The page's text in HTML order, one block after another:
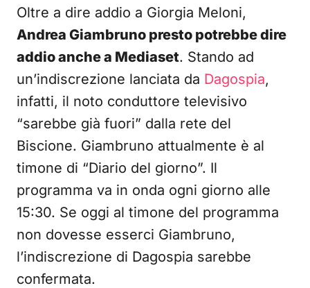
Oltre a dire addio a Giorgia Meloni,
Andrea Giambruno presto potrebbe dire
addio anche a Mediaset. Stando ad
un’indiscrezione lanciata da Dagospia,
infatti, il noto conduttore televisivo
“sarebbe già fuori” dalla rete del
Biscione. Giambruno attualmente è al
timone di “Diario del giorno”. Il
programma va in onda ogni giorno alle
15:30. Se oggi al timone del programma
non dovesse esserci Giambruno,
l’indiscrezione di Dagospia sarebbe
confermata.